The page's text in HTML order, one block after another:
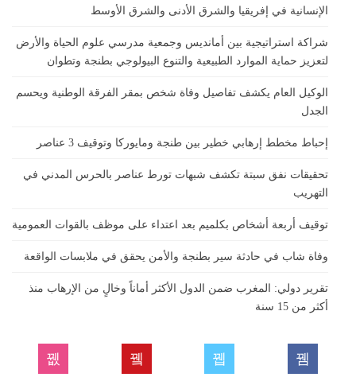
الإنسانية في إفريقيا والشرق الأدنى والشرق الأوسط
شراكة استراتيجية بين أمانديس وجمعية مدرسي علوم الحياة والأرض
لتعزيز حماية الموارد الطبيعية والتنوع البيولوجي بطنجة وتطوان
الوكيل العام يكشف تفاصيل وفاة شخص بمقر الفرقة الوطنية ويحسم
الجدل
إحباط مخطط إرهابي خطير بين طنجة ومايوركا وتوقيف 3 عناصر
تحقيقات نفق سبتة تكشف شبهات تورط عناصر بالحرس المدني في
التهريب
توقيف أربعة أشخاص بكلميم بعد اعتداء على موظف بالقوات العمومية
وفاة شاب في حادثة سير بطنجة والأمن يحقق في ملابسات الواقعة
تقرير دولي: المغرب ضمن الدول الأكثر أماناً وخالٍ من الإرهاب منذ
أكثر من 15 سنة